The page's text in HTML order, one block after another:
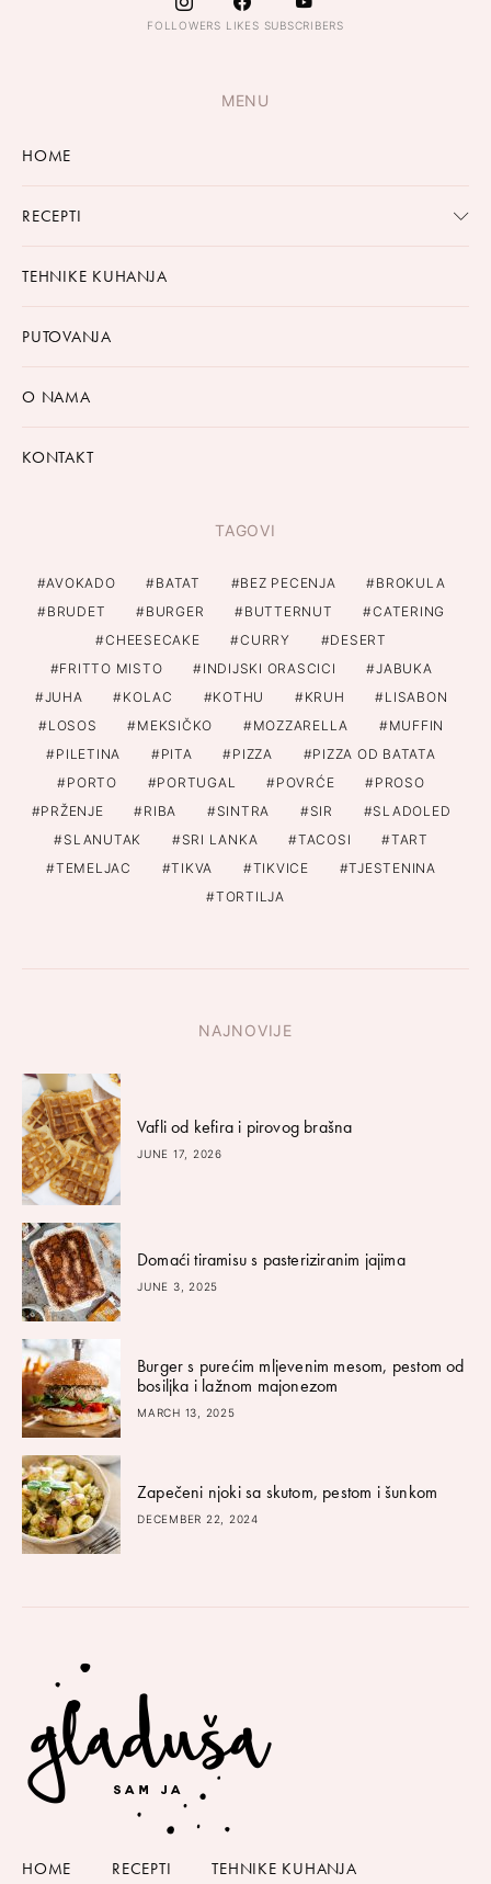
FOLLOWERS LIKES SUBSCRIBERS
MENU
HOME
RECEPTI
TEHNIKE KUHANJA
PUTOVANJA
O NAMA
KONTAKT
TAGOVI
AVOKADO BATAT BEZ PECENJA
BROKULA
BRUDET
BURGER BUTTERNUT
CATERING
CHEESECAKE
CURRY
DESERT
FRITTO MISTO
INDIJSKI ORASCICI
JABUKA
JUHA
KOLAC KOTHU KRUH
LISABON
LOSOS
MEKSIČKO MOZZARELLA
MUFFIN
PILETINA
PITA PIZZA
PIZZA OD BATATA
PORTO
PORTUGAL POVRĆE
PROSO
PRŽENJE
RIBA SINTRA SIR
SLADOLED
SLANUTAK
SRI LANKA TACOSI
TART
TEMELJAC
TIKVA TIKVICE
TJESTENINA
TORTILJA
NAJNOVIJE
Vafli od kefira i pirovog brašna
JUNE 17, 2026
Domaći tiramisu s pasteriziranim jajima
JUNE 3, 2025
Burger s purećim mljevenim mesom, pestom od
bosiljka i lažnom majonezom
MARCH 13, 2025
Zapečeni njoki sa skutom, pestom i šunkom
DECEMBER 22, 2024
HOME RECEPTI TEHNIKE KUHANJA